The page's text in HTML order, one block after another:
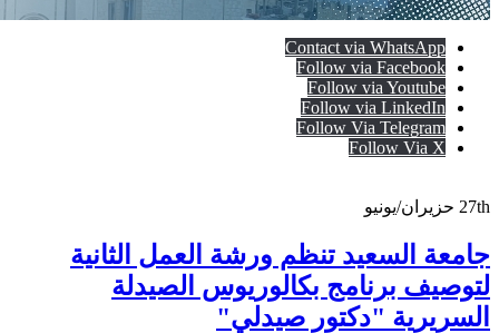
Contact via WhatsApp
Follow via Facebook
Follow via Youtube
Follow via LinkedIn
Follow Via Telegram
Follow Via X
27th حزيران/يونيو
جامعة السعيد تنظم ورشة العمل الثانية
لتوصيف برنامج بكالوريوس الصيدلة
السريرية "دكتور صيدلي"